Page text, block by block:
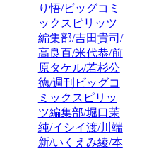
り悟/ビッグコミ
ックスピリッツ
編集部/吉田貴司/
高良百/米代恭/前
原タケル/若杉公
徳/週刊ビッグコ
ミックスピリッ
ツ編集部/堀口茉
純/イシイ渡/川端
新/いくえみ綾/本